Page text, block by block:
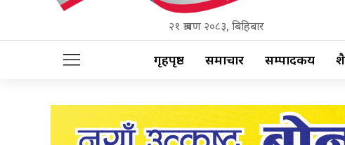
२१ श्रावण २०८३, बिहिबार
गृहपृष्ठ समाचार सम्पादकीय